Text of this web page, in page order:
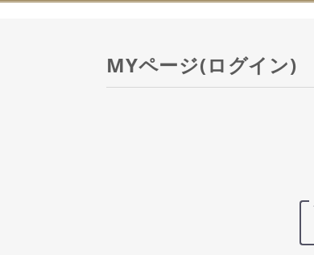
MYページ(ログイン)